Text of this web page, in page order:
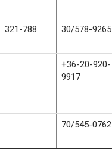
321-788 30/578-9265
+36-20-920-
9917
70/545-0762